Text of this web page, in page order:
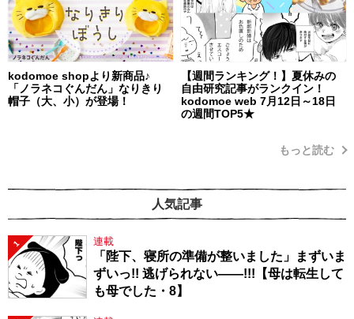
kodomoe shopより新商品♪
「ノラネコぐんだん」なりきり
帽子（大、小）が登場！
【週間ランキング！】夏休みの
自由研究記事がランクイン！
kodomoe web 7月12日～18日
の週間TOP5★
もっと読む
人気記事
1 連載
「陛下、寝所の準備が整いました」まずいま
ずいっ!! 逃げられない――!!!【母は転生して
も母でした・8】